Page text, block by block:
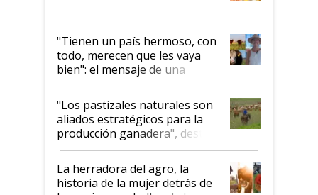
"Tienen un país hermoso, con
todo, merecen que les vaya
bien": el mensaje de una
ganadera uruguaya sobre las
oportunidades que se abren
para el agro en Argentina, con
foco en la carne
"Los pastizales naturales son
aliados estratégicos para la
producción ganadera", destaca
la iniciativa que ya reúne a 46
establecimientos en Argentina
La herradora del agro, la
historia de la mujer detrás de